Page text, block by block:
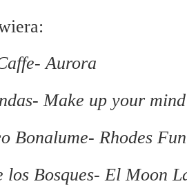
Aurora
Make up your mind
Bonalume- Rhodes Fun
los Bosques- El Moon